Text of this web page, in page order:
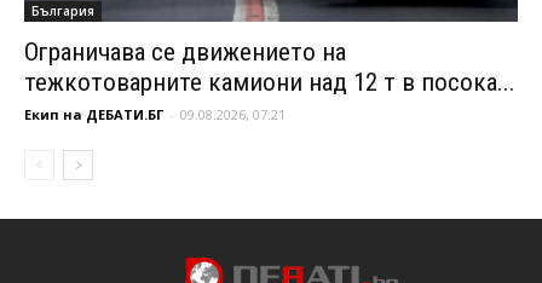
България
Ограничава се движението на
тежкотоварните камиони над 12 т в посока...
Екип на ДЕБАТИ.БГ - 09.08.2026, 07:21